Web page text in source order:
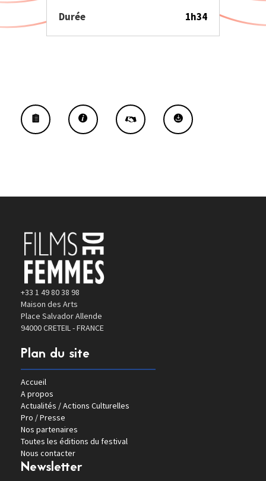
Durée 1h34
+33 1 49 80 38 98
Maison des Arts
Place Salvador Allende
94000 CRETEIL - FRANCE
Plan du site
Accueil
A propos
Actualités / Actions Culturelles
Pro / Presse
Nos partenaires
Toutes les éditions du festival
Nous contacter
Newsletter